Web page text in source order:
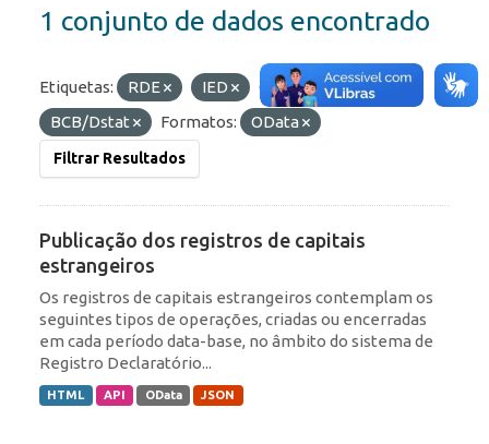
1 conjunto de dados encontrado
Etiquetas: RDE IED
Organizações:
BCB/Dstat
Formatos: OData
Filtrar Resultados
Publicação dos registros de capitais
estrangeiros
Os registros de capitais estrangeiros contemplam os
seguintes tipos de operações, criadas ou encerradas
em cada período data-base, no âmbito do sistema de
Registro Declaratório...
HTML API OData JSON